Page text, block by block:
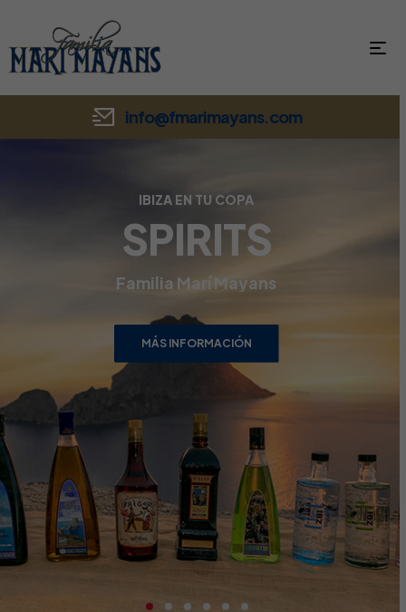
info@fmarimayans.com
IBIZA EN TU COPA
SPIRITS
Familia Marí Mayans
MÁS INFORMACIÓN